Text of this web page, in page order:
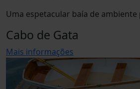
Uma espetacular baía de ambiente
Cabo de Gata
Mais informações